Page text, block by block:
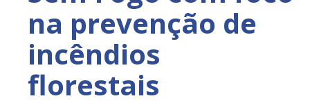
na prevenção de
incêndios
florestais